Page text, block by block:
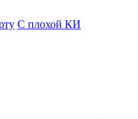
С плохой КИ